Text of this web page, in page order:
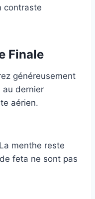
contraste
Finale
généreusement
au dernier
aérien.
La menthe reste
feta ne sont pas